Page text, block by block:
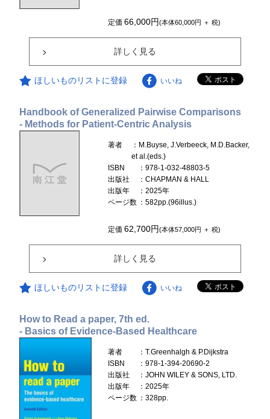
定価66,000円(本体60,000円 ＋ 税)
詳しく見る
ほしいものリストに登録 いいね
Handbook of Generalized Pairwise Comparisons
- Methods for Patient-Centric Analysis
著者
：M.Buyse, J.Verbeeck, M.D.Backer,
et al.(eds.)
ISBN
：978-1-032-48803-5
出版社
：CHAPMAN & HALL
出版年
：2025年
ページ数 ：582pp.(96illus.)
定価62,700円(本体57,000円 ＋ 税)
詳しく見る
ほしいものリストに登録 いいね
How to Read a paper, 7th ed.
- Basics of Evidence-Based Healthcare
著者
：T.Greenhalgh & P.Dijkstra
ISBN
：978-1-394-20690-2
出版社
：JOHN WILEY & SONS, LTD.
出版年
：2025年
ページ数 ：328pp.